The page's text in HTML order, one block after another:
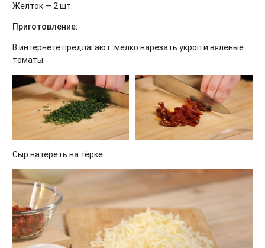
Желток — 2 шт.
Приготовление:
В интернете предлагают: мелко нарезать укроп и вяленые
томаты.
Сыр натереть на тёрке.